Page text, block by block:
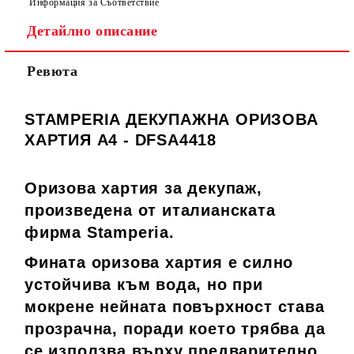
Информация за Съответствие
Детайлно описание
Ревюта
STAMPERIA ДЕКУПАЖНА ОРИЗОВА
ХАРТИЯ А4 - DFSA4418
Оризова хартия за декупаж,
произведена от италианската
фирма Stamperia.
Фината оризова хартия е силно
устойчива към вода, но при
мокрене нейната повърхност става
прозрачна, поради което трябва да